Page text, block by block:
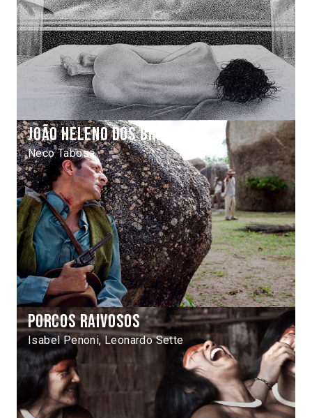
João Heleno dos Brito
Neco Tabosa
Porcos raivosos
Isabel Penoni, Leonardo Sette